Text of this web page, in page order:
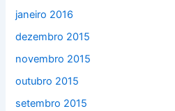
janeiro 2016
dezembro 2015
novembro 2015
outubro 2015
setembro 2015